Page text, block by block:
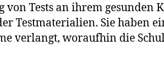
Tests an ihrem gesunden
Testmaterialien. Sie haben
verlangt, woraufhin die